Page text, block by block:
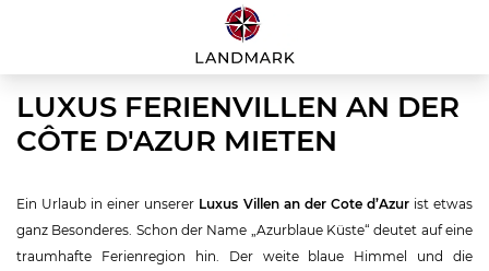
LUXUS FERIENVILLEN AN DER
CÔTE D'AZUR MIETEN
Ein Urlaub in einer unserer Luxus Villen an der Cote d’Azur ist etwas
ganz Besonderes. Schon der Name „Azurblaue Küste“ deutet auf eine
traumhafte Ferienregion hin. Der weite blaue Himmel und die